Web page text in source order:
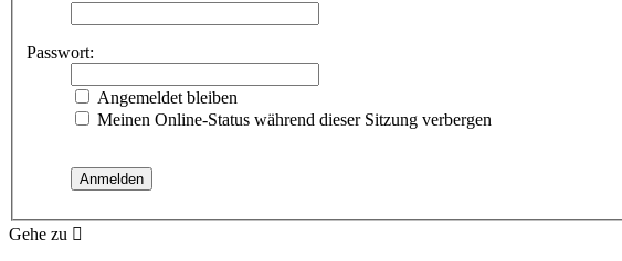
Passwort:
Angemeldet bleiben
Meinen Online-Status während dieser Sitzung verbergen
Gehe zu